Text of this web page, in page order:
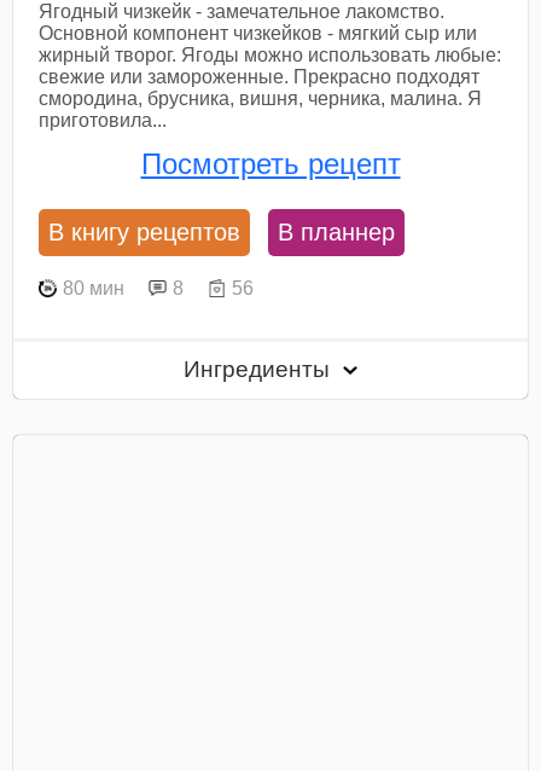
Ягодный чизкейк - замечательное лакомство.
Основной компонент чизкейков - мягкий сыр или
жирный творог. Ягоды можно использовать любые:
свежие или замороженные. Прекрасно подходят
смородина, брусника, вишня, черника, малина. Я
приготовила...
Посмотреть рецепт
В книгу рецептов В планнер
80 мин 8 56
Ингредиенты